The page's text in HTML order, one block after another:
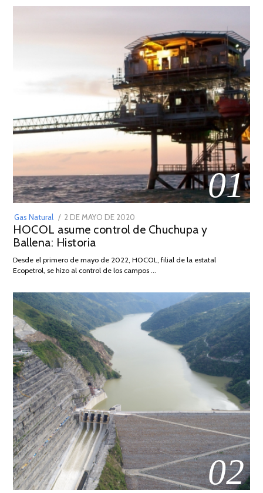
01
Gas Natural
POSTED
ON
2 DE MAYO DE 2020
DE
2026
HOCOL asume control de Chuchupa y
Ballena: Historia
Desde el primero de mayo de 2022, HOCOL, filial de la estatal
Ecopetrol, se hizo al control de los campos …
02